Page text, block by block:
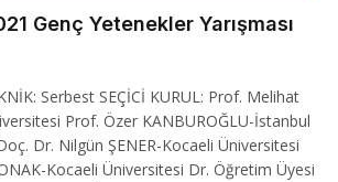
Genç Yetenekler Yarışması
Serbest SEÇİCİ KURUL: Prof. Melihat
Prof. Özer KANBUROĞLU-İstanbul
Dr. Nilgün ŞENER-Kocaeli Üniversitesi
Kocaeli Üniversitesi Dr. Öğretim Üyesi